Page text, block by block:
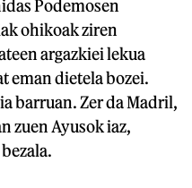
Podemosen
ohikoak ziren
argazkiei lekua
eman dietela bozei.
barruan. Zer da Madril,
zuen Ayusok iaz,